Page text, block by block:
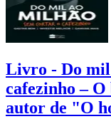
Livro - Do
cafezinho –
autor de "O